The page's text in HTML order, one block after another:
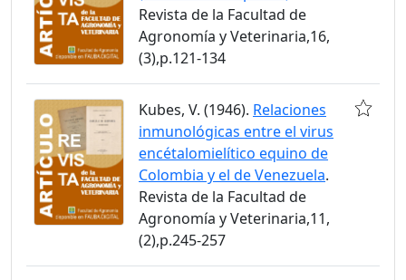
Revista de la Facultad de
Agronomía y Veterinaria,16,
(3),p.121-134
Kubes, V. (1946). Relaciones
inmunológicas entre el virus
encétalomielítico equino de
Colombia y el de Venezuela.
Revista de la Facultad de
Agronomía y Veterinaria,11,
(2),p.245-257